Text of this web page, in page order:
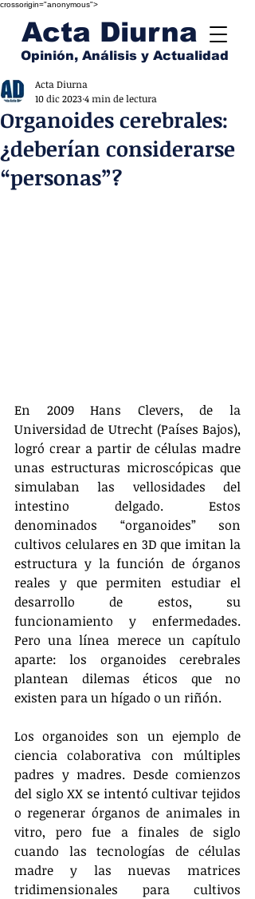
crossorigin="anonymous">
Acta Diurna
Opinión, Análisis y Actualidad
Organoides cerebrales:
¿deberían considerarse
“personas”?
Acta Diurna
10 dic 20234 min de lectura
En 2009 Hans Clevers, de la
Universidad de Utrecht (Países Bajos),
logró crear a partir de células madre
unas estructuras microscópicas que
simulaban las vellosidades del
intestino delgado. Estos
denominados “organoides” son
cultivos celulares en 3D que imitan la
estructura y la función de órganos
reales y que permiten estudiar el
desarrollo de estos, su
funcionamiento y enfermedades.
Pero una línea merece un capítulo
aparte: los organoides cerebrales
plantean dilemas éticos que no
existen para un hígado o un riñón.
Los organoides son un ejemplo de
ciencia colaborativa con múltiples
padres y madres. Desde comienzos
del siglo XX se intentó cultivar tejidos
o regenerar órganos de animales in
vitro, pero fue a finales de siglo
cuando las tecnologías de células
madre y las nuevas matrices
tridimensionales para cultivos